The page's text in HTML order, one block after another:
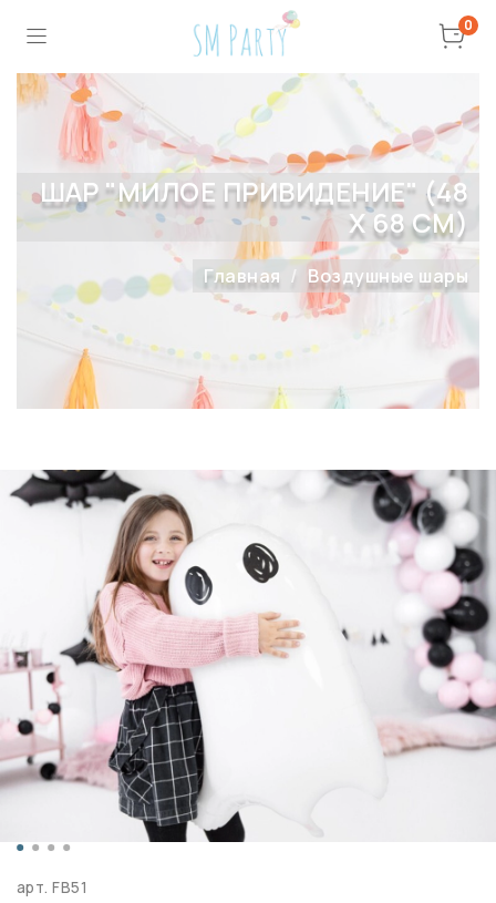
0
ШАР "МИЛОЕ ПРИВИДЕНИЕ" (48
Х 68 СМ)
Главная Воздушные шары
арт.FB51